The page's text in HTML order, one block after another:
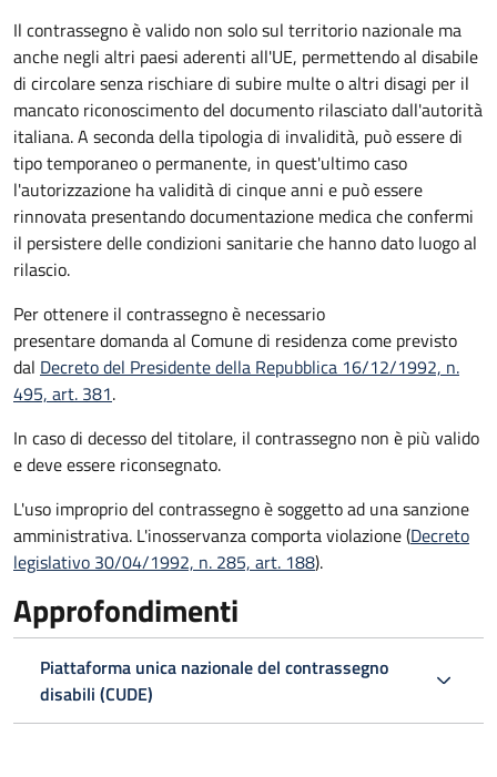
Il contrassegno è valido non solo sul territorio nazionale ma
anche negli altri paesi aderenti all'UE, permettendo al disabile
di circolare senza rischiare di subire multe o altri disagi per il
mancato riconoscimento del documento rilasciato dall'autorità
italiana. A seconda della tipologia di invalidità, può essere di
tipo temporaneo o permanente, in quest'ultimo caso
l'autorizzazione ha validità di cinque anni e può essere
rinnovata presentando documentazione medica che confermi
il persistere delle condizioni sanitarie che hanno dato luogo al
rilascio.
Per ottenere il contrassegno è necessario
presentare domanda al Comune di residenza come previsto
dal Decreto del Presidente della Repubblica 16/12/1992, n.
495, art. 381.
In caso di decesso del titolare, il contrassegno non è più valido
e deve essere riconsegnato.
L'uso improprio del contrassegno è soggetto ad una sanzione
amministrativa. L'inosservanza comporta violazione (Decreto
legislativo 30/04/1992, n. 285, art. 188).
Approfondimenti
Piattaforma unica nazionale del contrassegno
disabili (CUDE)